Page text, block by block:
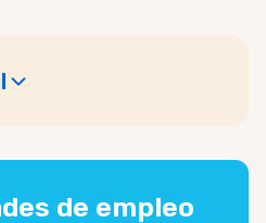
de empleo